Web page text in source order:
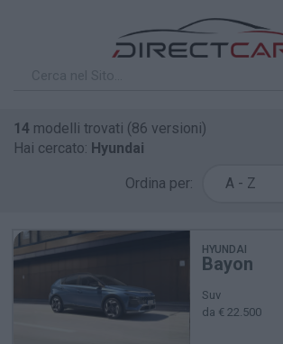
14 modelli trovati (86 versioni)
Hai cercato: Hyundai
Ordina per:
HYUNDAI
Bayon
Suv
da € 22.500